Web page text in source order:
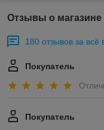
Отзывы о магазине
180 отзывов за всё
Покупатель
Покупатель